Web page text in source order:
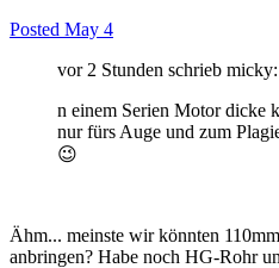
Posted May 4
vor 2 Stunden schrieb micky:
n einem Serien Motor dicke
nur fürs Auge und zum
😉
Ähm... meinste wir könnten
anbringen? Habe noch HG-Rohr